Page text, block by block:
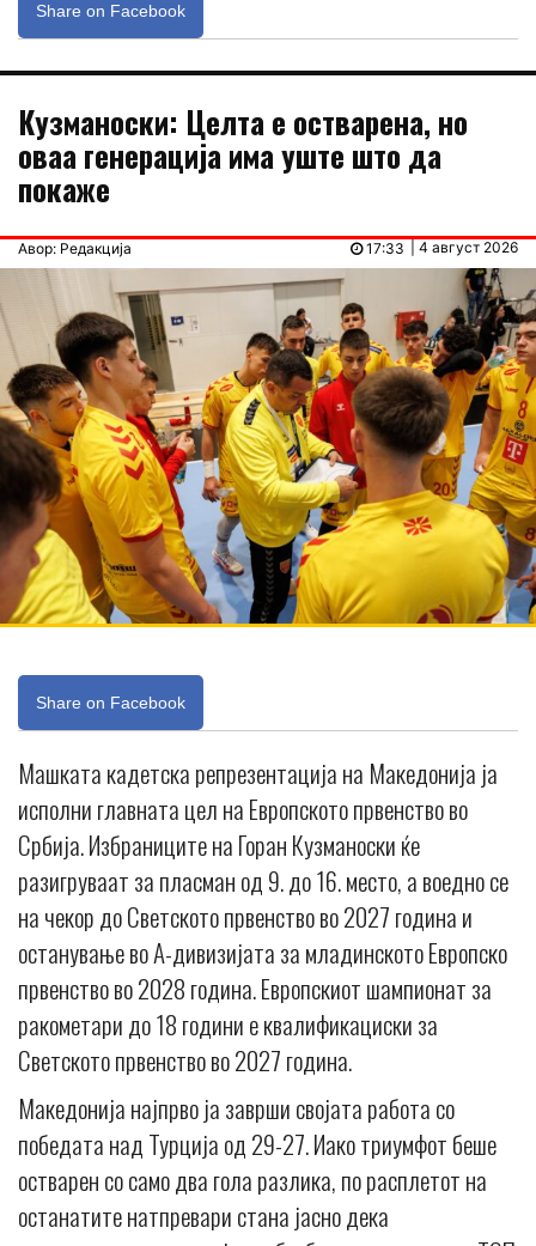
Share on Facebook
Кузманоски: Целта е остварена, но
оваа генерација има уште што да
покаже
Авор: Редакција | 4 август 2026
17:33
Share on Facebook
Машката кадетска репрезентација на Македонија ја
исполни главната цел на Европското првенство во
Србија. Избраниците на Горан Кузманоски ќе
разигруваат за пласман од 9. до 16. место, а воедно се
на чекор до Светското првенство во 2027 година и
останување во А-дивизијата за младинското Европско
првенство во 2028 година. Европскиот шампионат за
ракометари до 18 години е квалификациски за
Светското првенство во 2027 година.
Македонија најпрво ја заврши својата работа со
победата над Турција од 29-27. Иако триумфот беше
остварен со само два гола разлика, по расплетот на
останатите натпревари стана јасно дека